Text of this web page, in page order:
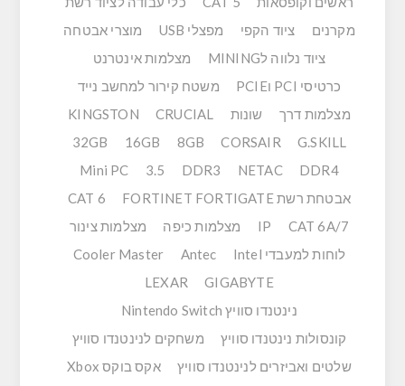
מקרנים
ציוד הקפי מפצלי USB
מוצרי אבטחה
ציוד נלווה לMINING
מצלמות אינטרנט
כרטיסי PCI וPCIE
משטח קירור למחשב נייד
מצלמות דרך
שונות CRUCIAL
KINGSTON
G.SKILL
CORSAIR
8GB
16GB
32GB
DDR4
NETAC
DDR3
3.5
Mini PC
אבטחת רשת FORTINET FORTIGATE
CAT 6
CAT 6A/7
IP מצלמות כיפה
מצלמות צינור
לוחות למעבדי Intel
Antec
Cooler Master
GIGABYTE
LEXAR
נינטנדו סוויץ Nintendo Switch
קונסולות נינטנדו סוויץ
משחקים לנינטנדו סוויץ
שלטים ואביזרים לנינטנדו סוויץ
אקס בוקס Xbox